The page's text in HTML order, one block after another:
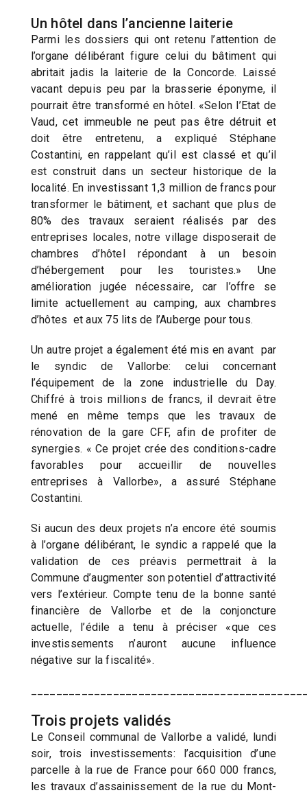
Un hôtel dans l’ancienne laiterie
Parmi les dossiers qui ont retenu l’attention de
l’organe délibérant figure celui du bâtiment qui
abritait jadis la laiterie de la Concorde. Laissé
vacant depuis peu par la brasserie éponyme, il
pourrait être transformé en hôtel. «Selon l’Etat de
Vaud, cet immeuble ne peut pas être détruit et
doit être entretenu, a expliqué Stéphane
Costantini, en rappelant qu’il est classé et qu’il
est construit dans un secteur historique de la
localité. En investissant 1,3 million de francs pour
transformer le bâtiment, et sachant que plus de
80% des travaux seraient réalisés par des
entreprises locales, notre village disposerait de
chambres d’hôtel répondant à un besoin
d’hébergement pour les touristes.» Une
amélioration jugée nécessaire, car l’offre se
limite actuellement au camping, aux chambres
d’hôtes et aux 75 lits de l’Auberge pour tous.
Un autre projet a également été mis en avant par
le syndic de Vallorbe: celui concernant
l’équipement de la zone industrielle du Day.
Chiffré à trois millions de francs, il devrait être
mené en même temps que les travaux de
rénovation de la gare CFF, afin de profiter de
synergies. « Ce projet crée des conditions-cadre
favorables pour accueillir de nouvelles
entreprises à Vallorbe», a assuré Stéphane
Costantini.
Si aucun des deux projets n’a encore été soumis
à l’organe délibérant, le syndic a rappelé que la
validation de ces préavis permettrait à la
Commune d’augmenter son potentiel d’attractivité
vers l’extérieur. Compte tenu de la bonne santé
financière de Vallorbe et de la conjoncture
actuelle, l’édile a tenu à préciser «que ces
investissements n’auront aucune influence
négative sur la fiscalité».
Trois projets validés
Le Conseil communal de Vallorbe a validé, lundi
soir, trois investissements: l’acquisition d’une
parcelle à la rue de France pour 660 000 francs,
les travaux d’assainissement de la rue du Mont-